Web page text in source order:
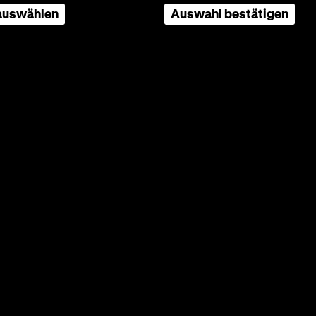
Auswahl bestätigen